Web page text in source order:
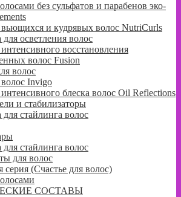
без сульфатов и парабенов эко-
вьющихся и кудрявых волос NutriCurls
для осветления волос
восстановления
волос Fusion
волос
Invigo
блеска волос Oil Reflections
и стабилизаторы
для стайлинга волос
для стайлинга волос
для волос
серия (Счастье для волос)
СОСТАВЫ